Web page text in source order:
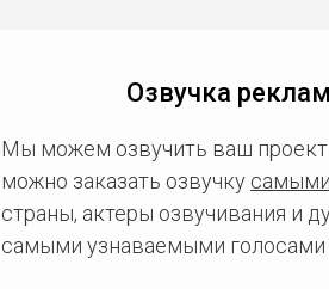
Озвучка
Мы можем озвучить ваш
можно заказать озвучку
страны, актеры озвучивания и
самыми узнаваемыми голосами